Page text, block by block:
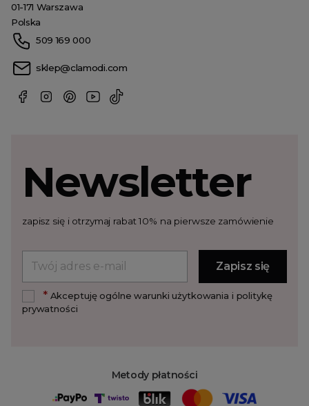
01-171 Warszawa
Polska
509 169 000
sklep@clamodi.com
Metody płatności
Newsletter
zapisz się i otrzymaj rabat 10% na pierwsze zamówienie
*Akceptuję ogólne warunki użytkowania i politykę
prywatności